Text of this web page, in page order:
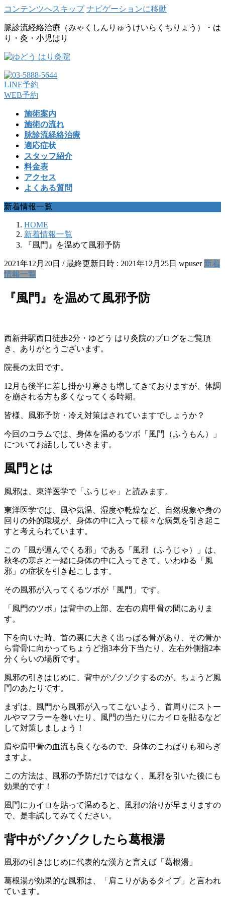
コンテンツへスキップ ナビゲーションに移動
脈診流経絡治療（みゃくしんりゅうけいらくちりょう）・は
り・灸・小児はり
LINE予約
WEB予約
施術案内
施術の流れ
脉診流経絡治療
適応症状
スタッフ紹介
料金表
アクセス
よくある質問
新着情報一覧
HOME
新着情報一覧
『風門』を温めて風邪予防
2021年12月20日 / 最終更新日時 : 2021年12月25日 wpuser 新着
情報一覧
『風門』を温めて風邪予防
西新井駅西口徒歩2分・ゆどう はり灸院のブログをご覧頂
き、ありがとうございます。
院長の太田です。
12月も後半に差し掛かり寒さも増してきておりますが、体調
を崩される方も多くなってくる時期。
皆様、風邪予防・冷え対策はされていますでしょうか？
今回のコラムでは、身体を温めるツボ「風門（ふうもん）」
についてお話ししていきます。
風門とは
風邪は、東洋医学で「ふうじゃ」と読みます。
東洋医学では、風や気温、湿度や乾燥など、自然現象や身の
回りの外的環境が、身体の中に入って様々な病気を引き起こ
すと考えられています。
この「風が運んでくる邪」である「風邪（ふうじゃ）」は、
秋冬の寒さと一緒に身体の中に入ってきて、いわゆる「風
邪」の症状を引き起こします。
その風邪が入ってくるツボが「風門」です。
「風門のツボ」は背中の上部、左右の肩甲骨の間にありま
す。
下を向いた時、首の裏に大きく出っぱる骨があり、その骨か
ら背骨に向かってちょうど指3本分下当たり、左右外側指2本
分くらいの場所です。
風邪の引きはじめに、背中がゾクゾクするのが、ちょうど風
門のあたりです。
まずは、風門から風邪が入ってこないよう、首周りにストー
ルやマフラーを巻いたり、風門の当たりにカイロを貼るなど
して対策しましょう！
肩や肩甲骨の血流も良くなるので、身体のこわばりも和らぎ
ますよ。
この方法は、風邪の予防だけではなく、風邪を引いた後にも
効果的です！
風門にカイロを貼って温めると、風邪の治りが早まりますの
で、是非試してみてください。
背中がゾクゾクしたら葛根湯
風邪の引きはじめに代表的な漢方と言えば「葛根湯」
葛根湯が効果的な風邪は、「肩こりがあるタイプ」と言われ
ています。